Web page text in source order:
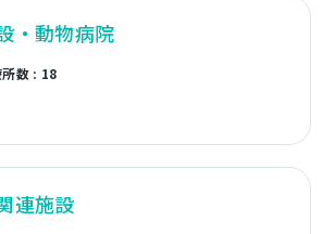
・動物病院
数 : 18
連施設